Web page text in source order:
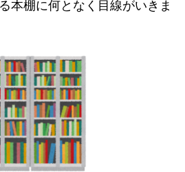
本棚に何となく目線がいきま